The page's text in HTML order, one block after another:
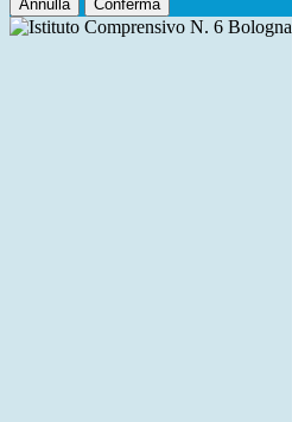
Annulla Conferma